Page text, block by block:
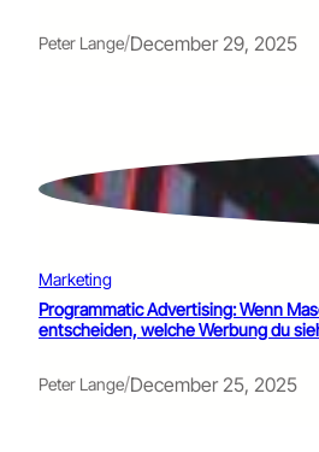
Peter Lange/December 29, 2025
Marketing
Programmatic Advertising: Wenn
entscheiden, welche Werbung du
Peter Lange/December 25, 2025